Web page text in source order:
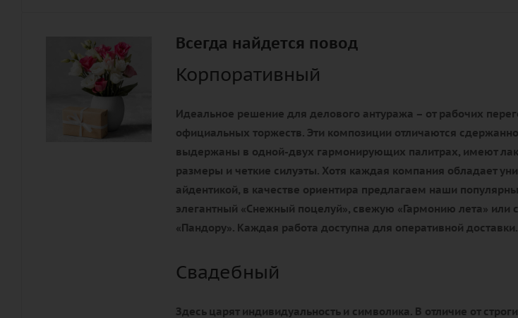
Всегда найдется повод
Корпоративный
Идеальное решение для делового антуража – от рабочих
официальных торжеств. Эти композиции отличаются
выдержаны в одной-двух гармонирующих палитрах, имеют
размеры и четкие силуэты. Хотя каждая компания обладает
айдентикой, в качестве ориентира предлагаем наши
элегантный «Снежный поцелуй», свежую «Гармонию лета» или
«Пандору». Каждая работа доступна для оперативной доставки.
Свадебный
Здесь царят индивидуальность и символика. В отличие от